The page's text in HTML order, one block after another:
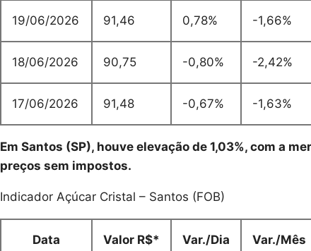
19/06/2026 91,46 0,78% -1,66%
18/06/2026 90,75 -0,80% -2,42%
17/06/2026 91,48 -0,67% -1,63%
Em Santos (SP), houve elevação de 1,03%, com a
preços sem impostos.
Indicador Açúcar Cristal – Santos (FOB)
Data Valor R$* Var./Dia Var./Mês